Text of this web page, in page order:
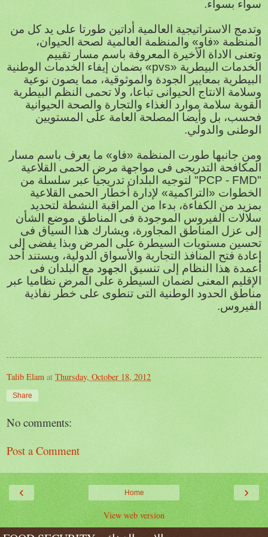
سواء بسواء.
وتدمج الاستراتيجية العالمية أداتين طورتا على يد كل من
المنظمة «فاو» والمنظمة العالمية لصحة الحيوان،
وتعنى الاداة الأخيرة المعروفة باسم مسار تقييم
الخدمات البيطرية «pvs» بضمان إيفاء الخدمات الوطنية
البيطرية بمعايير الجودة والموثوقية، مما يصون نوعية
وسلامة الانتاج الحيوانى تباعا، ولا تحمى النظم البيطرية
القوية سلامة موارد الغذاء والتجارة والصحة الحيوانية
فحسب، بل وأيضا المصلحة العامة على المستويين
الوطنى والدولي.
ومن جانبها طورت المنظمة «فاو» ما يعرف باسم مسار
المكافحة التدريجى فى مواجهة مرض الحمى القلاعية
"
PCP - FMD" لتوجيه البلدان تدريجيا عبر سلسلة من
الخطوات «التراكمية» لإدارة أخطار الحمى القلاعية
بمزيد من الكفاءة، بدءا من المراقبة النشطة لتحديد
سلالات الفيروس الموجودة فى المناطق موضع الشأن
إلى عزل المناطق المجاورة، ويشارك هذا السياق فى
تحسين مستويات السيطرة على المرض وبذا يفضى إلى
إعادة فتح المنافذ التجارية والأسواق الدولية، ويستند أحد
أعمدة هذا النظام إلى تنسيق الجهود مع البلدان فى
الإقليم المعنى لضمان السيطرة على المرض نظاميا عبر
مناطق الحدود الوطنية التى تنطوى على خطر نفاذية
الفيروس.
Talib Elam at Thursday, October 18, 2012
Share
No comments:
Post a Comment
‹ ›
Home
View web version